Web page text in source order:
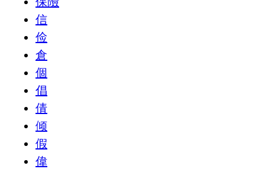
信
俭
倉
個
倡
倩
倾
假
偉